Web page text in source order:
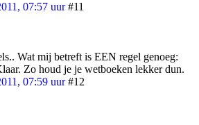
07:57 uur #11
Wat mij betreft is EEN regel genoeg:
Zo houd je je wetboeken lekker dun.
07:59 uur #12